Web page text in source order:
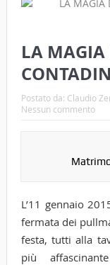
LA
Postato da: Claudio
Nessun commento
L’11 gennaio
fermata dei
festa, tutti alla
più